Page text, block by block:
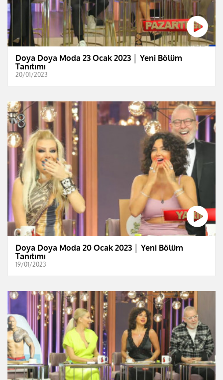
Doya Doya Moda 23 Ocak 2023 │ Yeni Bölüm
Tanıtımı
20/01/2023
Doya Doya Moda 20 Ocak 2023 │ Yeni Bölüm
Tanıtımı
19/01/2023